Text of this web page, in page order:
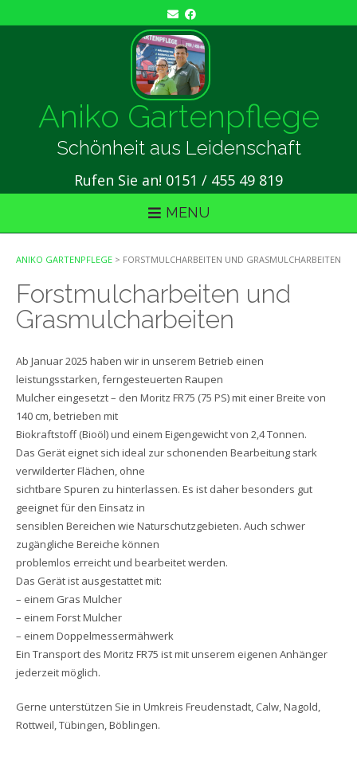
Aniko Gartenpflege
Schönheit aus Leidenschaft
Rufen Sie an! 0151 / 455 49 819
MENU
ANIKO GARTENPFLEGE > FORSTMULCHARBEITEN UND GRASMULCHARBEITEN
Forstmulcharbeiten und
Grasmulcharbeiten
Ab Januar 2025 haben wir in unserem Betrieb einen
leistungsstarken, ferngesteuerten Raupen
Mulcher eingesetzt – den Moritz FR75 (75 PS) mit einer Breite von
140 cm, betrieben mit
Biokraftstoff (Bioöl) und einem Eigengewicht von 2,4 Tonnen.
Das Gerät eignet sich ideal zur schonenden Bearbeitung stark
verwilderter Flächen, ohne
sichtbare Spuren zu hinterlassen. Es ist daher besonders gut
geeignet für den Einsatz in
sensiblen Bereichen wie Naturschutzgebieten. Auch schwer
zugängliche Bereiche können
problemlos erreicht und bearbeitet werden.
Das Gerät ist ausgestattet mit:
– einem Gras Mulcher
– einem Forst Mulcher
– einem Doppelmessermähwerk
Ein Transport des Moritz FR75 ist mit unserem eigenen Anhänger
jederzeit möglich.
Gerne unterstützen Sie in Umkreis Freudenstadt, Calw, Nagold,
Rottweil, Tübingen, Böblingen.